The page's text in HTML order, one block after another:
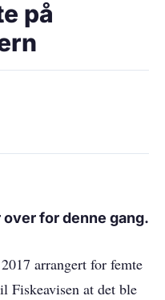
på
for denne gang.
arrangert for femte
Fiskeavisen at det ble